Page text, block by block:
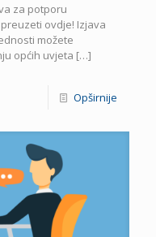
za potporu
ovdje! Izjava
možete
općih uvjeta […]
Opširnije